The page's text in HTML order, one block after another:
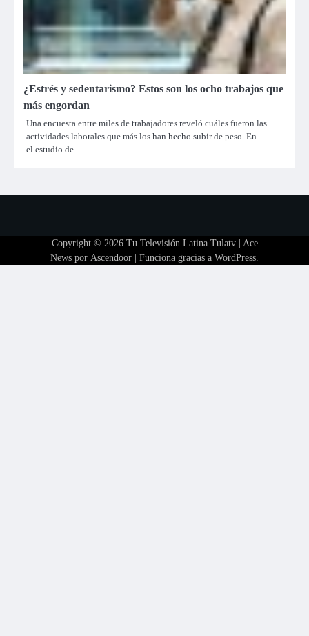
¿Estrés y sedentarismo? Estos son los ocho trabajos que
más engordan
Una encuesta entre miles de trabajadores reveló cuáles fueron las
actividades laborales que más los han hecho subir de peso. En
el estudio de…
Copyright © 2026 Tu Televisión Latina Tulatv| Ace
News por Ascendoor | Funciona gracias a WordPress